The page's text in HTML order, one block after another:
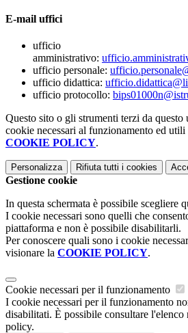
E-mail uffici
ufficio
amministrativo:
ufficio personale:
ufficio didattica:
ufficio protocollo:
Questo sito o gli strumenti terzi da
cookie necessari al funzionamento ed
COOKIE POLICY.
Personalizza Rifiuta tutti i cookies
Gestione cookie
In questa schermata è possibile scegliere
I cookie necessari sono quelli che
piattaforma e non è possibile disabilitarli.
Per conoscere quali sono i cookie
visionare la COOKIE POLICY.
Cookie necessari per il funzionamento
I cookie necessari per il funzionamento
disabilitati. È possibile consultare
policy.